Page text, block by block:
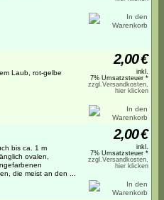
Laub, rot-gelbe
2,00€
inkl.
7% Umsatzsteuer *
zzgl.Versandkosten,
hier klicken
bis ca. 1 m
ovalen,
die meist an den ...
2,00€
inkl.
7% Umsatzsteuer *
zzgl.Versandkosten,
hier klicken